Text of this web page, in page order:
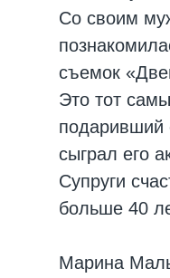
Со своим
съемок
Это тот
подаривший
сыграл его
Супруги
больше 40
Марина